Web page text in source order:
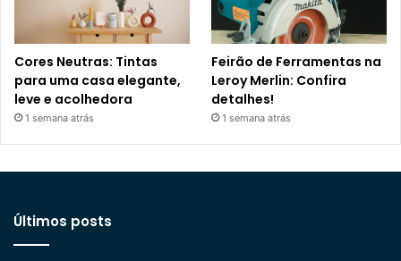
Cores Neutras: Tintas
para uma casa elegante,
leve e acolhedora
1 semana atrás
Feirão de Ferramentas na
Leroy Merlin: Confira
detalhes!
1 semana atrás
Últimos posts